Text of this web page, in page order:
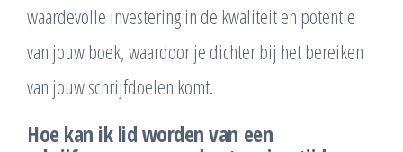
waardevolle investering in de kwaliteit en potentie
van jouw boek, waardoor je dichter bij het bereiken
van jouw schrijfdoelen komt.
Hoe kan ik lid worden van een